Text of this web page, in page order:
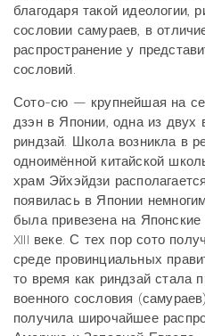
благодаря такой идеологии,
сословии самураев, в
распространение у
сословий.
Сото-сю — крупнейшая на
дзэн в Японии, одна из
риндзай. Школа возникла в
одноимённой китайской
храм Эйхэйдзи
появилась в Японии
была привезена на
XIII веке. С тех пор сото
среде провинциальных
то время как риндзай стала
военного сословия
получила широчайшее